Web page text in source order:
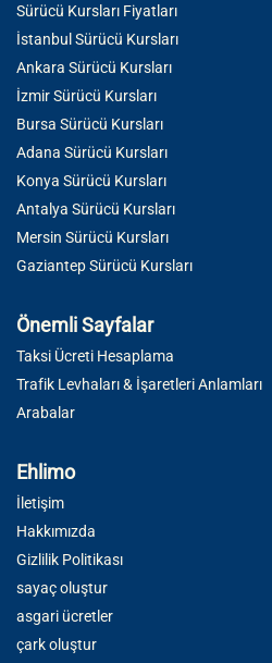
Sürücü Kursları Fiyatları
İstanbul Sürücü Kursları
Ankara Sürücü Kursları
İzmir Sürücü Kursları
Bursa Sürücü Kursları
Adana Sürücü Kursları
Konya Sürücü Kursları
Antalya Sürücü Kursları
Mersin Sürücü Kursları
Gaziantep Sürücü Kursları
Önemli Sayfalar
Taksi Ücreti Hesaplama
Trafik Levhaları & İşaretleri Anlamları
Arabalar
Ehlimo
İletişim
Hakkımızda
Gizlilik Politikası
sayaç oluştur
asgari ücretler
çark oluştur